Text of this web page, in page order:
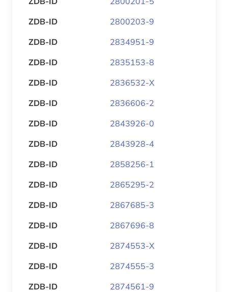
ZDB-ID
2800203-9
ZDB-ID
2834951-9
ZDB-ID
2835153-8
ZDB-ID
2836532-X
ZDB-ID
2836606-2
ZDB-ID
2843926-0
ZDB-ID
2843928-4
ZDB-ID
2858256-1
ZDB-ID
2865295-2
ZDB-ID
2867685-3
ZDB-ID
2867696-8
ZDB-ID
2874553-X
ZDB-ID
2874555-3
ZDB-ID
2874561-9